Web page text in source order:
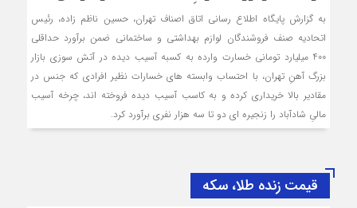
به گزارش پایگاه اطلاع رسانی اتاق اصناف تهران، حسین ناظم زاده، رئیس
اتحادیه صنف فروشندگان لوازم بهداشتی و ساختمانی ضمن برآورد حداقلی
400 میلیارد تومانی خسارت وارده به کسبه آسیب دیده در آتش سوزی بازار
بزرگ آهنِ تهران، با احتساب وابسته های خسارات نظیر افرادی که جنس در
مقادیر بالا خریداری کرده و به کاسب آسیب دیده فروخته اند، چرخه آسیب
مالیِ شادآباد را زنجیره ای دو تا سه هزار نفری برآورد کرد.
قیمت زنده طلا، سکه